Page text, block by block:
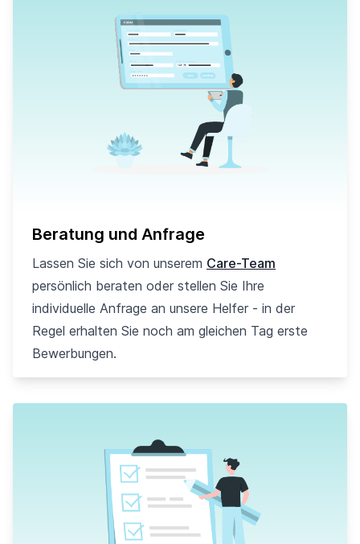
Beratung und Anfrage
Lassen Sie sich von unserem Care-Team
persönlich beraten oder stellen Sie Ihre
individuelle Anfrage an unsere Helfer - in der
Regel erhalten Sie noch am gleichen Tag erste
Bewerbungen.